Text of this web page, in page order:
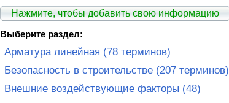
Нажмите, чтобы добавить свою информацию
Выберите раздел:
Арматура линейная (78 терминов)
Безопасность в строительстве (207 терминов)
Внешние воздействующие факторы (48)